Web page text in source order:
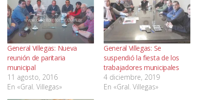
General Villegas: Nueva
reunión de paritaria
municipal
11 agosto, 2016
En «Gral. Villegas»
General Villegas: Se
suspendió la fiesta de los
trabajadores municipales
4 diciembre, 2019
En «Gral. Villegas»